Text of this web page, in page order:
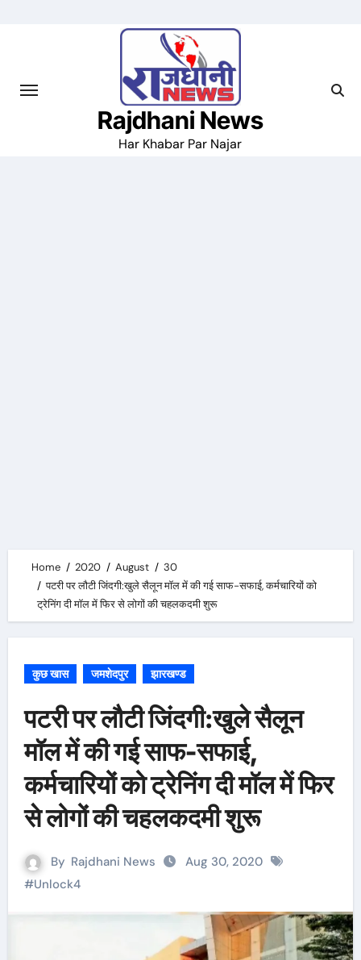
Rajdhani News
Har Khabar Par Najar
Home 2020 August
30
पटरी पर लौटी जिंदगी:खुले सैलून मॉल में की गई साफ-सफाई, कर्मचारियों को
ट्रेनिंग दी मॉल में फिर से लोगों की चहलकदमी शुरू
कुछ खास जमशेदपुर झारखण्ड
पटरी पर लौटी जिंदगी:खुले सैलून
मॉल में की गई साफ-सफाई,
कर्मचारियों को ट्रेनिंग दी मॉल में फिर
से लोगों की चहलकदमी शुरू
By Rajdhani News
Aug 30, 2020
#Unlock4